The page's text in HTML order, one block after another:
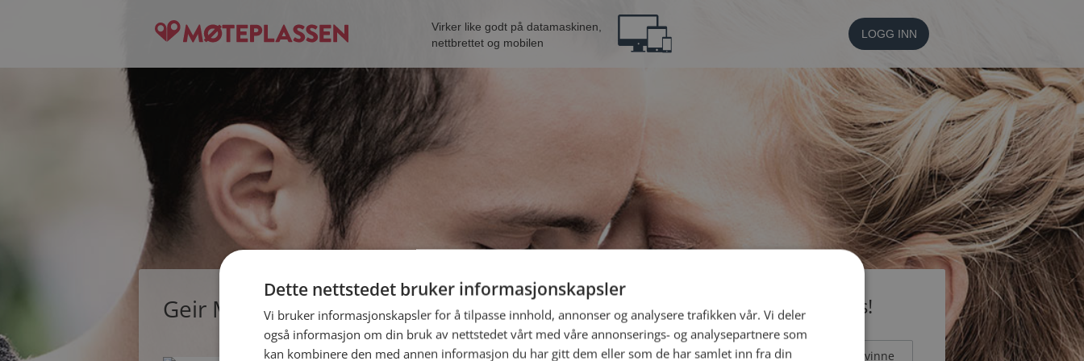
Virker like godt på datamaskinen,
nettbrettet og mobilen
LOGG INN
Geir M, single mann fra Strand Bli medlem gratis!
Jeg er en: Mann Kvinne
Dette nettstedet bruker informasjonskapsler
Vi bruker informasjonskapsler for å tilpasse innhold, annonser og analysere trafikken vår. Vi deler
også informasjon om din bruk av nettstedet vårt med våre annonserings- og analysepartnere som
kan kombinere den med annen informasjon du har gitt dem eller som de har samlet inn fra din